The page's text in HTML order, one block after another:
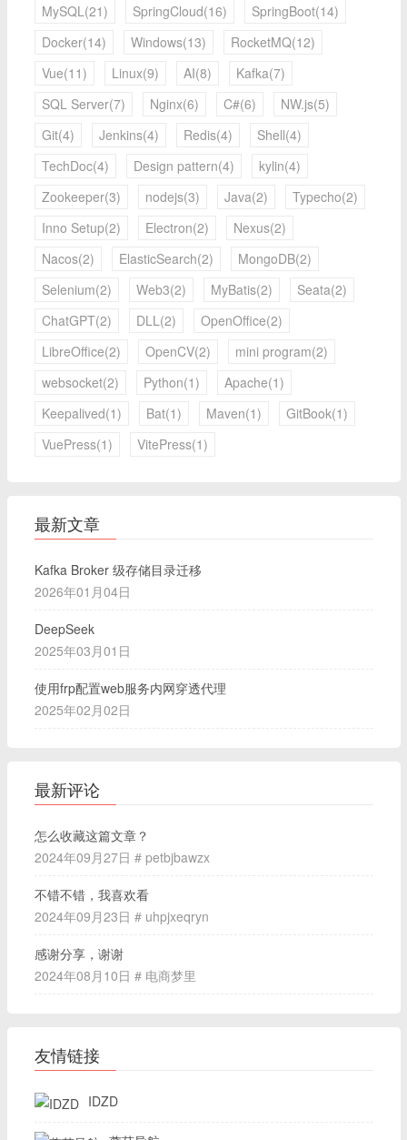
MySQL(21) SpringCloud(16)
SpringBoot(14)
Docker(14)
Windows(13)
RocketMQ(12)
Vue(11)
Linux(9) AI(8)
Kafka(7)
SQL Server(7)
Nginx(6) C#(6)
NW.js(5)
Git(4)
Jenkins(4) Redis(4)
Shell(4)
TechDoc(4)
Design pattern(4)
kylin(4)
Zookeeper(3)
nodejs(3) Java(2)
Typecho(2)
Inno Setup(2)
Electron(2)
Nexus(2)
Nacos(2)
ElasticSearch(2)
MongoDB(2)
Selenium(2)
Web3(2) MyBatis(2)
Seata(2)
ChatGPT(2)
DLL(2)
OpenOffice(2)
LibreOffice(2)
OpenCV(2)
mini program(2)
websocket(2)
Python(1)
Apache(1)
Keepalived(1)
Bat(1) Maven(1)
GitBook(1)
VuePress(1)
VitePress(1)
最新文章
Kafka Broker 级存储目录迁移
2026年01月04日
DeepSeek
2025年03月01日
使用frp配置web服务内网穿透代理
2025年02月02日
最新评论
怎么收藏这篇文章？
2024年09月27日 # petbjbawzx
不错不错，我喜欢看
2024年09月23日 # uhpjxeqryn
感谢分享，谢谢
2024年08月10日 # 电商梦里
友情链接
IDZD